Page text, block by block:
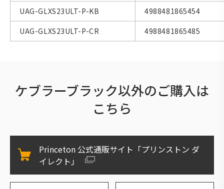
UAG-GLXS23ULT-P-KB
4988481865454
UAG-GLXS23ULT-P-CR
4988481865485
ケブラーブラック以外のご購入は
こちら
Princeton 公式通販サイト「プリンストン ダ
イレクト」